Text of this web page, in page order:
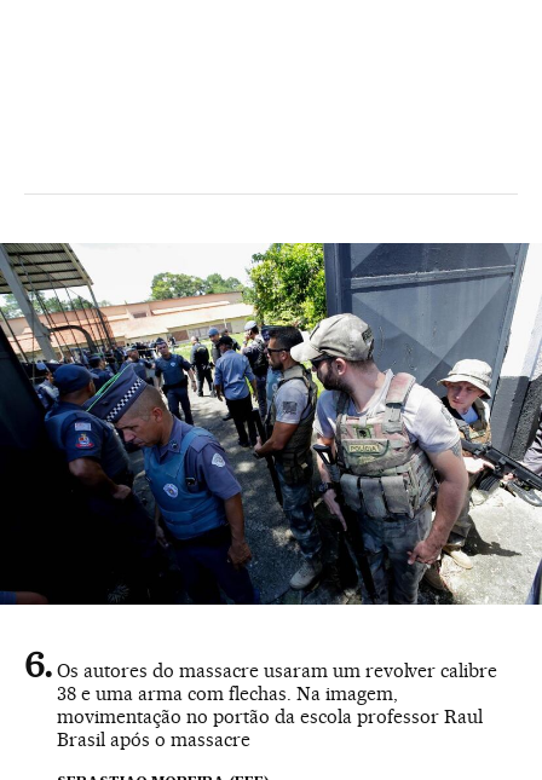
Os autores do massacre usaram um revolver calibre
38 e uma arma com flechas. Na imagem,
movimentação no portão da escola professor Raul
Brasil após o massacre